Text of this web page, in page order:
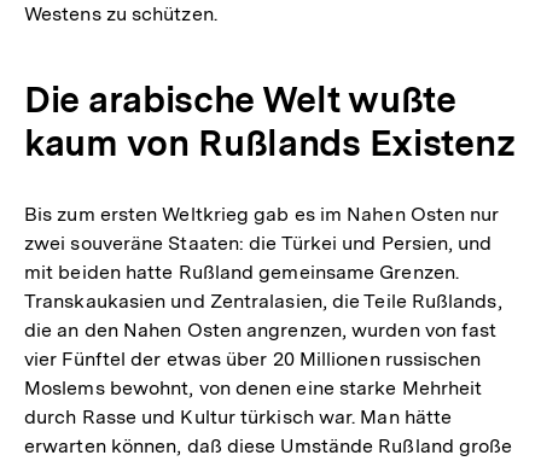
Westens zu schützen.
Die arabische Welt wußte
kaum von Rußlands Existenz
Bis zum ersten Weltkrieg gab es im Nahen Osten nur
zwei souveräne Staaten: die Türkei und Persien, und
mit beiden hatte Rußland gemeinsame Grenzen.
Transkaukasien und Zentralasien, die Teile Rußlands,
die an den Nahen Osten angrenzen, wurden von fast
vier Fünftel der etwas über 20 Millionen russischen
Moslems bewohnt, von denen eine starke Mehrheit
durch Rasse und Kultur türkisch war. Man hätte
erwarten können, daß diese Umstände Rußland große